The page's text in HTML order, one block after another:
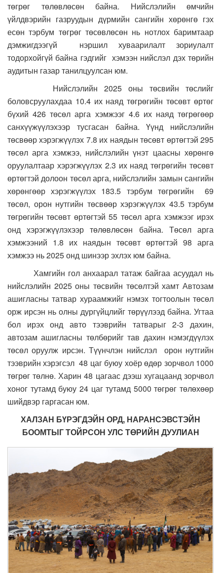
төгрөг төлөвлөсөн байна. Нийслэлийн өмчийн
үйлдвэрийн газруудын дүрмийн сангийн хөрөнгө гэх
есөн тэрбум төгрөг төсөвлөсөн нь нотлох баримтаар
дэмжигдээгүй нэршил хуваарилалт зориулалт
тодорхойгүй байна гэдгийг хэмээн нийслэл дэх төрийн
аудитын газар танилцуулсан юм.
Нийслэлийн 2025 оны төсвийн төслийг
боловсруулахдаа 10.4 их наяд төгрөгийн төсөвт өртөг
бүхий 426 төсөл арга хэмжээг 4.6 их наяд төгрөгөөр
санхүүжүүлэхээр тусгасан байна. Үүнд нийслэлийн
төсвөөр хэрэгжүүлэх 7.8 их наядын төсөвт өртөгтэй 295
төсөл арга хэмжээ, нийслэлийн үнэт цаасны хөрөнгө
оруулалтаар хэрэгжүүлэх 2.3 их наяд төгрөгийн төсөвт
өртөгтэй долоон төсөл арга, нийслэлийн замын сангийн
хөрөнгөөр хэрэгжүүлэх 183.5 тэрбум төгрөгийн 69
төсөл, орон нутгийн төсвөөр хэрэгжүүлэх 43.5 тэрбум
төгрөгийн төсөвт өртөгтэй 55 төсөл арга хэмжээг ирэх
онд хэрэгжүүлэхээр төлөвлөсөн байна. Төсөл арга
хэмжээний 1.8 их наядын төсөвт өртөгтэй 98 арга
хэмжээ нь 2025 онд шинээр эхлэх юм байна.
Хамгийн гол анхаарал татаж байгаа асуудал нь
нийслэлийн 2025 оны төсвийн төсөлтэй хамт Автозам
ашигласны татвар хураамжийг нэмэх тогтоолын төсөл
орж ирсэн нь олны дургүйцлийг төрүүлээд байна. Угтаа
бол ирэх онд авто тээврийн татварыг 2-3 дахин,
автозам ашигласны төлбөрийг тав дахин нэмэгдүүлэх
төсөл оруулж ирсэн. Түүнчлэн нийслэл орон нутгийн
тээврийн хэрэгсэл 48 цаг буюу хоёр өдөр зорчвол 1000
төгрөг төлнө. Харин 48 цагаас дээш хугацаанд зорчвол
хоног тутамд буюу 24 цаг тутамд 5000 төгрөг төлөхөөр
шийдвэр гаргасан юм.
ХАЛЗАН БҮРЭГДЭЙН ОРД, НАРАНСЭВСТЭЙН
БООМТЫГ ТОЙРСОН УЛС ТӨРИЙН ДУУЛИАН